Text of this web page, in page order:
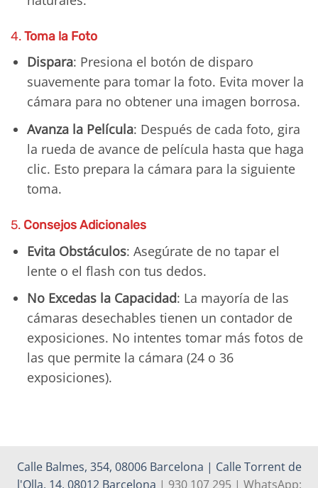
4. Toma la Foto
Dispara: Presiona el botón de disparo
suavemente para tomar la foto. Evita mover la
cámara para no obtener una imagen borrosa.
Avanza la Película: Después de cada foto, gira
la rueda de avance de película hasta que haga
clic. Esto prepara la cámara para la siguiente
toma.
5. Consejos Adicionales
Evita Obstáculos: Asegúrate de no tapar el
lente o el flash con tus dedos.
No Excedas la Capacidad: La mayoría de las
cámaras desechables tienen un contador de
exposiciones. No intentes tomar más fotos de
las que permite la cámara (24 o 36
exposiciones).
Calle Balmes, 354, 08006 Barcelona | Calle Torrent de
l'Olla, 14, 08012 Barcelona | 930 107 295 | WhatsApp: